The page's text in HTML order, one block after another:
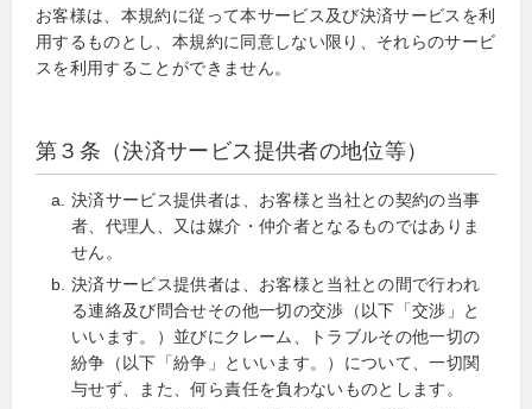
お客様は、本規約に従って本サービス及び決済サービスを利
用するものとし、本規約に同意しない限り、それらのサービ
スを利用することができません。
第３条（決済サービス提供者の地位等）
決済サービス提供者は、お客様と当社との契約の当事
者、代理人、又は媒介・仲介者となるものではありま
せん。
決済サービス提供者は、お客様と当社との間で行われ
る連絡及び問合せその他一切の交渉（以下「交渉」と
いいます。）並びにクレーム、トラブルその他一切の
紛争（以下「紛争」といいます。）について、一切関
与せず、また、何ら責任を負わないものとします。